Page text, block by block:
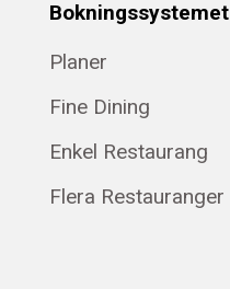
Bokningssystemet
Planer
Fine Dining
Enkel Restaurang
Flera Restauranger